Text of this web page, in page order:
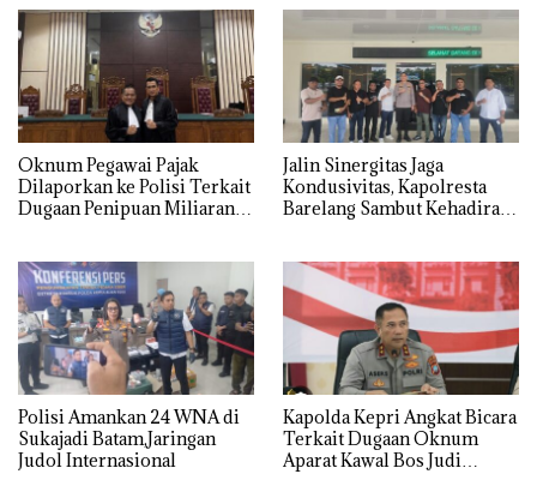
Oknum Pegawai Pajak
Dilaporkan ke Polisi Terkait
Dugaan Penipuan Miliaran
Jalin Sinergitas Jaga
Kondusivitas, Kapolresta
Barelang Sambut Kehadiran
Polisi Amankan 24 WNA di
Sukajadi Batam,Jaringan
Judol Internasional
‎Kapolda Kepri Angkat Bicara
Terkait Dugaan Oknum
Aparat Kawal Bos Judi